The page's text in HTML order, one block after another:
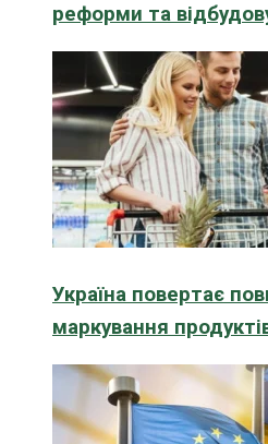
реформи та
Україна повертає
маркування